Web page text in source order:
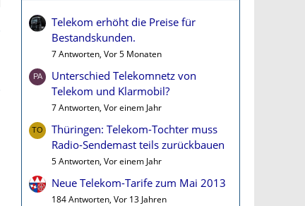
Telekom erhöht die Preise für
Bestandskunden.
7 Antworten, Vor 5 Monaten
Unterschied Telekomnetz von
Telekom und Klarmobil?
7 Antworten, Vor einem Jahr
Thüringen: Telekom-Tochter muss
Radio-Sendemast teils zurückbauen
5 Antworten, Vor einem Jahr
Neue Telekom-Tarife zum Mai 2013
184 Antworten, Vor 13 Jahren